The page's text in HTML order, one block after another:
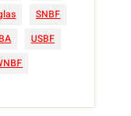
SNBF
USBF